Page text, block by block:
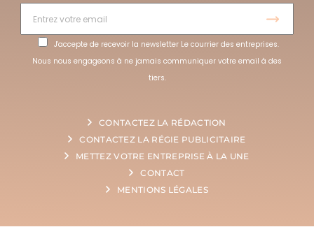
J'accepte de recevoir la newsletter Le courrier des entreprises.
Nous nous engageons à ne jamais communiquer votre email à des
tiers.
CONTACTEZ LA RÉDACTION
CONTACTEZ LA RÉGIE PUBLICITAIRE
METTEZ VOTRE ENTREPRISE À LA UNE
CONTACT
MENTIONS LÉGALES